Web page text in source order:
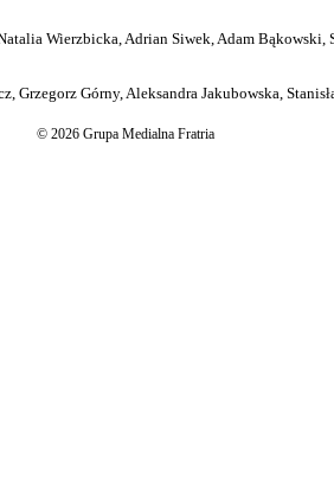
Wierzbicka, Adrian Siwek, Adam Bąkowski,
Górny, Aleksandra Jakubowska,
© 2026 Grupa Medialna Fratria